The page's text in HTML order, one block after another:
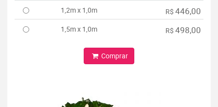
1,2m x 1,0m R$ 446,00
1,5m x 1,0m R$ 498,00
Comprar